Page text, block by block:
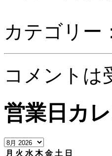
カテゴリー
コメントは
営業日カ
月 火 水 木 金 土 日